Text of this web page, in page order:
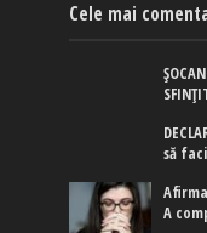
Cele mai
să
A